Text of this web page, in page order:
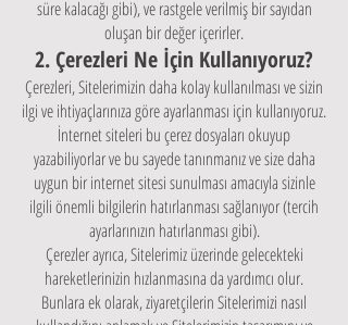
süre kalacağı gibi), ve rastgele verilmiş bir sayıdan
oluşan bir değer içerirler.
2. Çerezleri Ne İçin Kullanıyoruz?
Çerezleri, Sitelerimizin daha kolay kullanılması ve sizin
ilgi ve ihtiyaçlarınıza göre ayarlanması için kullanıyoruz.
İnternet siteleri bu çerez dosyaları okuyup
yazabiliyorlar ve bu sayede tanınmanız ve size daha
uygun bir internet sitesi sunulması amacıyla sizinle
ilgili önemli bilgilerin hatırlanması sağlanıyor (tercih
ayarlarınızın hatırlanması gibi).
Çerezler ayrıca, Sitelerimiz üzerinde gelecekteki
hareketlerinizin hızlanmasına da yardımcı olur.
Bunlara ek olarak, ziyaretçilerin Sitelerimizi nasıl